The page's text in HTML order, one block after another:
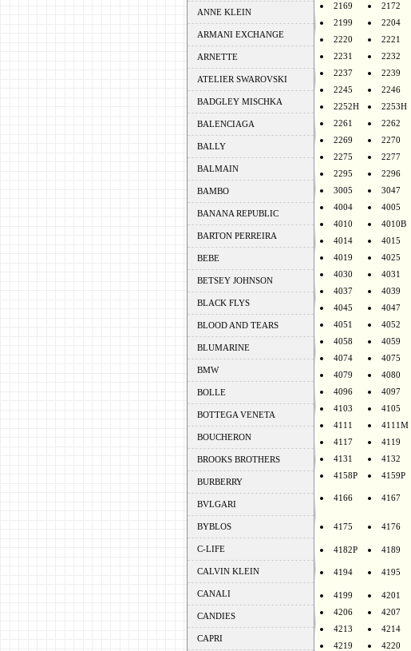
ANNE KLEIN
ARMANI EXCHANGE
ARNETTE
ATELIER SWAROVSKI
BADGLEY MISCHKA
BALENCIAGA
BALLY
BALMAIN
BAMBO
BANANA REPUBLIC
BARTON PERREIRA
BEBE
BETSEY JOHNSON
BLACK FLYS
BLOOD AND TEARS
BLUMARINE
BMW
BOLLE
BOTTEGA VENETA
BOUCHERON
BROOKS BROTHERS
BURBERRY
BVLGARI
BYBLOS
C-LIFE
CALVIN KLEIN
CANALI
CANDIES
CAPRI
2169
2172
2199
2204
2220
2221
2231
2232
2237
2239
2245
2246
2252H
2253H
2261
2262
2269
2270
2275
2277
2295
2296
3005
3047
4004
4005
4010
4010B
4014
4015
4019
4025
4030
4031
4037
4039
4045
4047
4051
4052
4058
4059
4074
4075
4079
4080
4096
4097
4103
4105
4111
4111M
4117
4119
4131
4132
4158P
4159P
4166 4167
4175 4176
4182P 4189
4194 4195
4199 4201
4206
4207
4213
4214
4219
4220